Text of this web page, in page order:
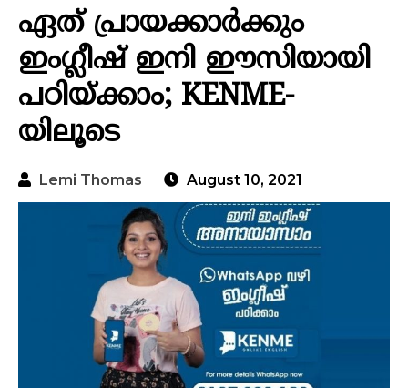
ഏത് പ്രായക്കാര്‍ക്കും
ഇംഗ്ലീഷ് ഇനി ഈസിയായി
പഠിയ്ക്കാം; KENME-
യിലൂടെ
Lemi Thomas August 10, 2021